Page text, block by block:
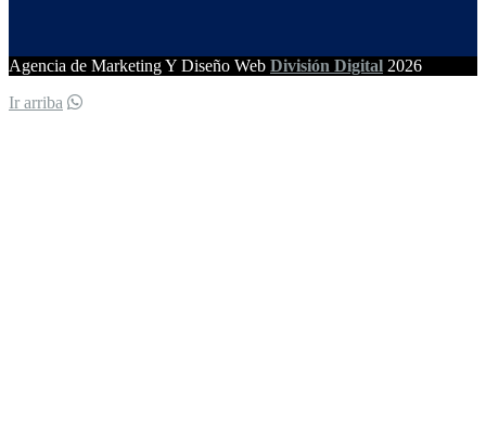
Agencia de Marketing Y Diseño Web División Digital 2026
Ir arriba